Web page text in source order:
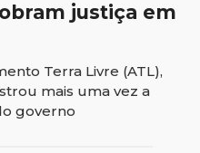
justiça em
Terra Livre (ATL),
mais uma vez a
governo